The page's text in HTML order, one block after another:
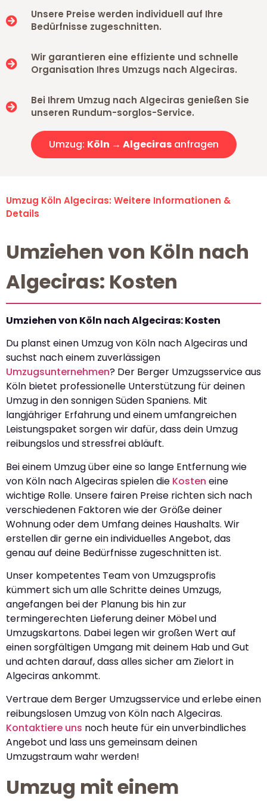
Unsere Preise werden individuell auf Ihre
Bedürfnisse zugeschnitten.
Wir garantieren eine effiziente und schnelle
Organisation Ihres Umzugs nach Algeciras.
Bei Ihrem Umzug nach Algeciras genießen Sie
unseren Rundum-sorglos-Service.
Umzug: Köln → Algecirasanfragen
Umzug Köln Algeciras: Weitere Informationen &
Details
Umziehen von Köln nach
Algeciras: Kosten
Umziehen von Köln nach Algeciras: Kosten
Du planst einen Umzug von Köln nach Algeciras und
suchst nach einem zuverlässigen
Umzugsunternehmen? Der Berger Umzugsservice aus
Köln bietet professionelle Unterstützung für deinen
Umzug in den sonnigen Süden Spaniens. Mit
langjähriger Erfahrung und einem umfangreichen
Leistungspaket sorgen wir dafür, dass dein Umzug
reibungslos und stressfrei abläuft.
Bei einem Umzug über eine so lange Entfernung wie
von Köln nach Algeciras spielen die Kosten eine
wichtige Rolle. Unsere fairen Preise richten sich nach
verschiedenen Faktoren wie der Größe deiner
Wohnung oder dem Umfang deines Haushalts. Wir
erstellen dir gerne ein individuelles Angebot, das
genau auf deine Bedürfnisse zugeschnitten ist.
Unser kompetentes Team von Umzugsprofis
kümmert sich um alle Schritte deines Umzugs,
angefangen bei der Planung bis hin zur
termingerechten Lieferung deiner Möbel und
Umzugskartons. Dabei legen wir großen Wert auf
einen sorgfältigen Umgang mit deinem Hab und Gut
und achten darauf, dass alles sicher am Zielort in
Algeciras ankommt.
Vertraue dem Berger Umzugsservice und erlebe einen
reibungslosen Umzug von Köln nach Algeciras.
Kontaktiere uns noch heute für ein unverbindliches
Angebot und lass uns gemeinsam deinen
Umzugstraum wahr werden!
Umzug mit einem